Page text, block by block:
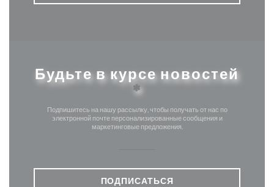
Будьте в курсе новостей
*
Подпишитесь на нашу рассылку, чтобы получать от нас по
электронной почте персонализированные сообщения и
маркетинговые предложения.
ПОДПИСАТЬСЯ